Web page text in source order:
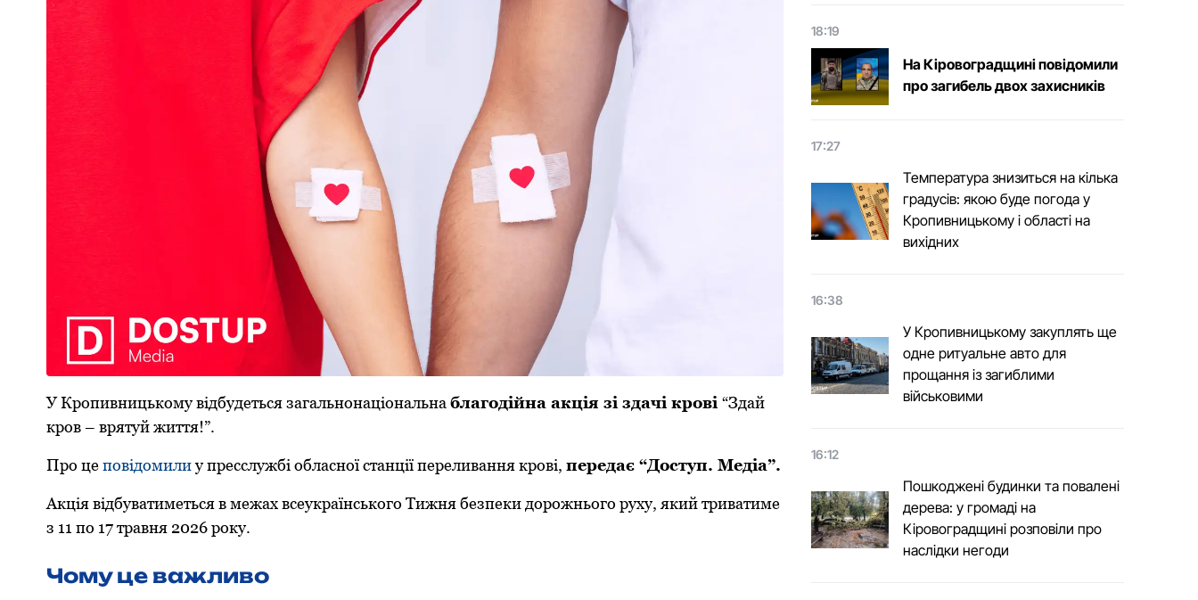
У Кропивницькому відбудеться загальнонаціональна благодійна акція зі здачі крові “Здай
кров – врятуй життя!”.
Про цеповідомилиу пресслужбі обласної станції переливання крові, передає “Доступ. Медіа”.
Акція відбуватиметься в межах всеукраїнського Тижня безпеки дорожнього руху, який триватиме
з 11 по 17 травня 2026 року.
Чому це важливо
18:19
На Кіровоградщині повідомили
про загибель двох захисників
17:27
Температура знизиться на кілька
градусів: якою буде погода у
Кропивницькому і області на
вихідних
16:38
У Кропивницькому закуплять ще
одне ритуальне авто для
прощання із загиблими
військовими
16:12
Пошкоджені будинки та повалені
дерева: у громаді на
Кіровоградщині розповіли про
наслідки негоди